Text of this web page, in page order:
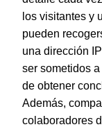
EAN:
©
28970
los visitantes y
pueden
una dirección
ser sometidos
de obtener
Además,
colaboradores